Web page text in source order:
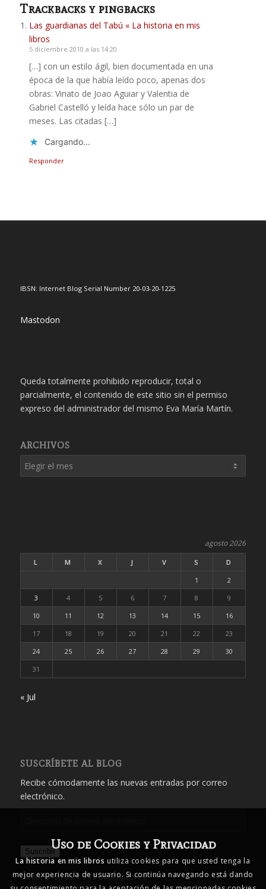
Trackbacks y pingbacks
Las guardianas del Tabú « La historia en mis
libros
5 diciembre 2010 a las 14:20
[…] con un estilo ágil, bien documentada en una
época de la que había leído poco, apenas dos
obras: Viriato de Joao Aguiar y Valentia de
Gabriel Castelló y leída hace sólo un par de
meses. Las citadas […]
Cargando...
Responder
IBSN: Internet Blog Serial Number 20-03-20-1225
Mastodon
Queda totalmente prohibido reproducir, total o
parcialmente, el contenido de este sitio sin el permiso
expreso del administrador del mismo Eva María Martín.
ARCHIVOS
agosto 2026
L M X J V S
D
1
2
3
4 5 6 7 8
9
10
11 12 13 14 15
16
17
18 19 20 21 22
23
24
25 26 27 28 29
30
31
« Jul
SUSCRÍBETE AL BLOG
Recibe cómodamente las nuevas entradas por correo
electrónico.
correo
electrónico
Suscribir
Únete a otros 1.719 suscriptores
Uso de Cookies y Privacidad
La historia en mis libros utiliza cookies para que usted tenga la
mejor experiencia de usuario. Si continúa navegando está dando